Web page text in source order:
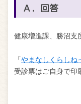
Ａ．回答
健康増進課、勝沼支
「やまなしくらしね
受診票はご自身で印